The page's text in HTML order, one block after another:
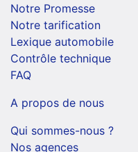
Notre Promesse
Notre tarification
Lexique automobile
Contrôle technique
FAQ
A propos de nous
Qui sommes-nous ?
Nos agences